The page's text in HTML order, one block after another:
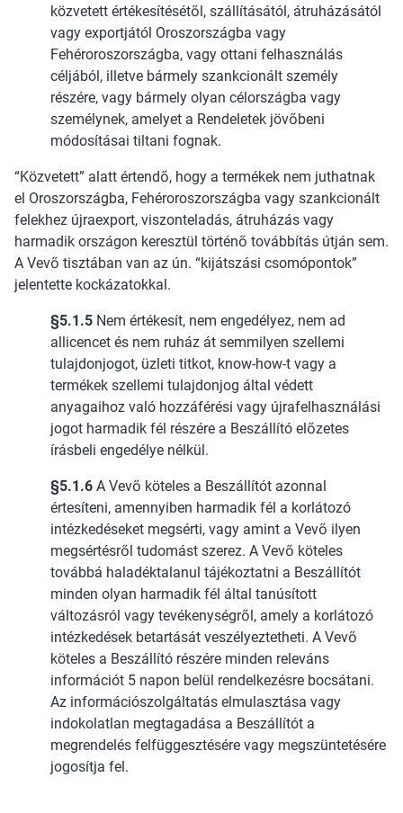
közvetett értékesítésétől, szállításától, átruházásától
vagy exportjától Oroszországba vagy
Fehéroroszországba, vagy ottani felhasználás
céljából, illetve bármely szankcionált személy
részére, vagy bármely olyan célországba vagy
személynek, amelyet a Rendeletek jövőbeni
módosításai tiltani fognak.
“Közvetett” alatt értendő, hogy a termékek nem juthatnak
el Oroszországba, Fehéroroszországba vagy szankcionált
felekhez újraexport, viszonteladás, átruházás vagy
harmadik országon keresztül történő továbbítás útján sem.
A Vevő tisztában van az ún. “kijátszási csomópontok”
jelentette kockázatokkal.
§5.1.5 Nem értékesít, nem engedélyez, nem ad
allicencet és nem ruház át semmilyen szellemi
tulajdonjogot, üzleti titkot, know-how-t vagy a
termékek szellemi tulajdonjog által védett
anyagaihoz való hozzáférési vagy újrafelhasználási
jogot harmadik fél részére a Beszállító előzetes
írásbeli engedélye nélkül.
§5.1.6 A Vevő köteles a Beszállítót azonnal
értesíteni, amennyiben harmadik fél a korlátozó
intézkedéseket megsérti, vagy amint a Vevő ilyen
megsértésről tudomást szerez. A Vevő köteles
továbbá haladéktalanul tájékoztatni a Beszállítót
minden olyan harmadik fél által tanúsított
változásról vagy tevékenységről, amely a korlátozó
intézkedések betartását veszélyeztetheti. A Vevő
köteles a Beszállító részére minden releváns
információt 5 napon belül rendelkezésre bocsátani.
Az információszolgáltatás elmulasztása vagy
indokolatlan megtagadása a Beszállítót a
megrendelés felfüggesztésére vagy megszüntetésére
jogosítja fel.